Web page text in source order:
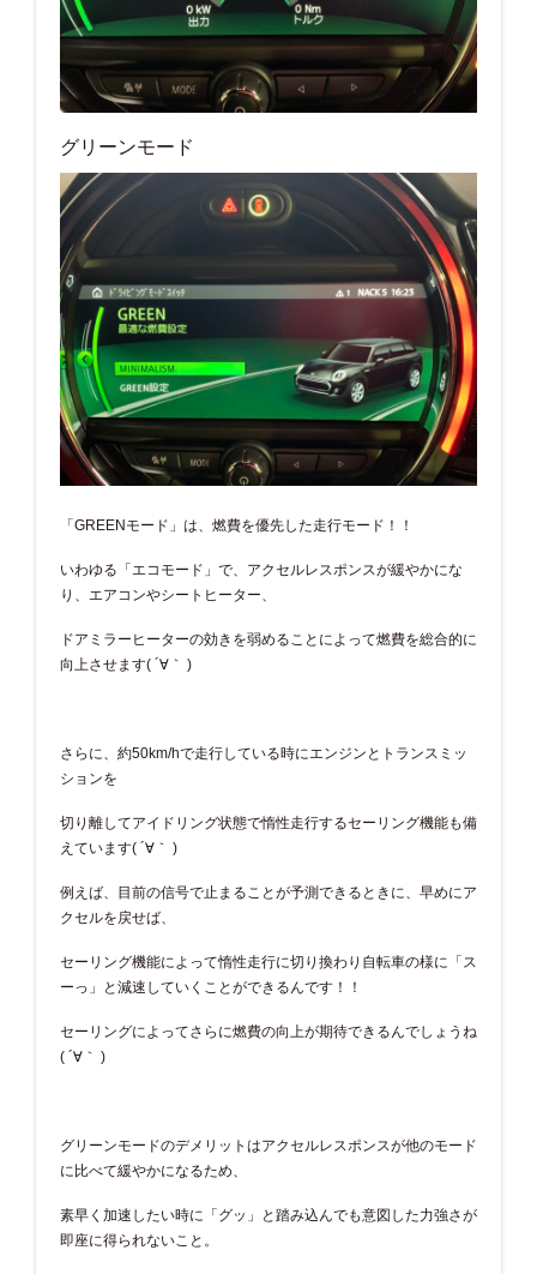
グリーンモード
「GREENモード」は、燃費を優先した走行モード！！
いわゆる「エコモード」で、アクセルレスポンスが緩やかにな
り、エアコンやシートヒーター、
ドアミラーヒーターの効きを弱めることによって燃費を総合的に
向上させます( ´∀｀ )
さらに、約50km/hで走行している時にエンジンとトランスミッ
ションを
切り離してアイドリング状態で惰性走行するセーリング機能も備
えています( ´∀｀ )
例えば、目前の信号で止まることが予測できるときに、早めにア
クセルを戻せば、
セーリング機能によって惰性走行に切り換わり自転車の様に「ス
ーっ」と減速していくことができるんです！！
セーリングによってさらに燃費の向上が期待できるんでしょうね
( ´∀｀ )
グリーンモードのデメリットはアクセルレスポンスが他のモード
に比べて緩やかになるため、
素早く加速したい時に「グッ」と踏み込んでも意図した力強さが
即座に得られないこと。